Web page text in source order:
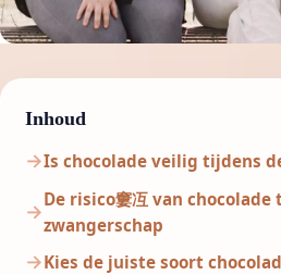
Inhoud
Is chocolade veilig tijdens
De risico窶冱 van
zwangerschap
Kies de juiste soort